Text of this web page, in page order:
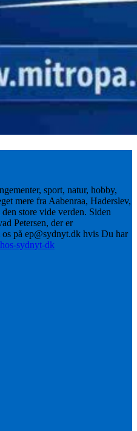
sport, natur, hobby,
mere fra Aabenraa, Haderslev,
store vide verden. Siden
Petersen, der er
på ep@sydnyt.dk hvis Du har
sydnyt-dk